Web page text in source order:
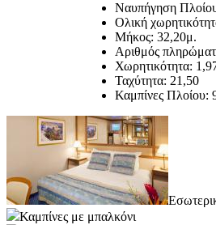
Ναυπήγηση
Ολική
Μήκος: 32,20μ.
Αριθμός
Χωρητικότητα:
Ταχύτητα: 21,50
Καμπίνες Πλοίου:
Καμπίνες με μπαλκόνι